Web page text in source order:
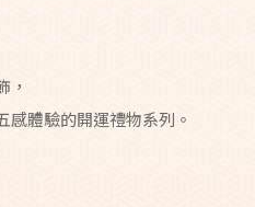
，
體驗的開運禮物系列。